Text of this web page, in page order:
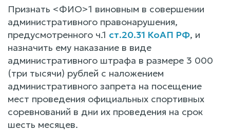
Признать <ФИО>1 виновным в совершении
административного правонарушения,
предусмотренного ч.1 ст.20.31 КоАП РФ, и
назначить ему наказание в виде
административного штрафа в размере 3 000
(три тысячи) рублей с наложением
административного запрета на посещение
мест проведения официальных спортивных
соревнований в дни их проведения на срок
шесть месяцев.